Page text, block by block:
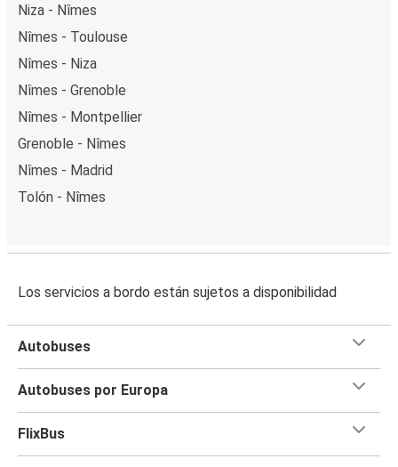
Niza - Nîmes
Nîmes - Toulouse
Nîmes - Niza
Nîmes - Grenoble
Nîmes - Montpellier
Grenoble - Nîmes
Nîmes - Madrid
Tolón - Nîmes
Los servicios a bordo están sujetos a disponibilidad
Autobuses
Autobuses por Europa
FlixBus